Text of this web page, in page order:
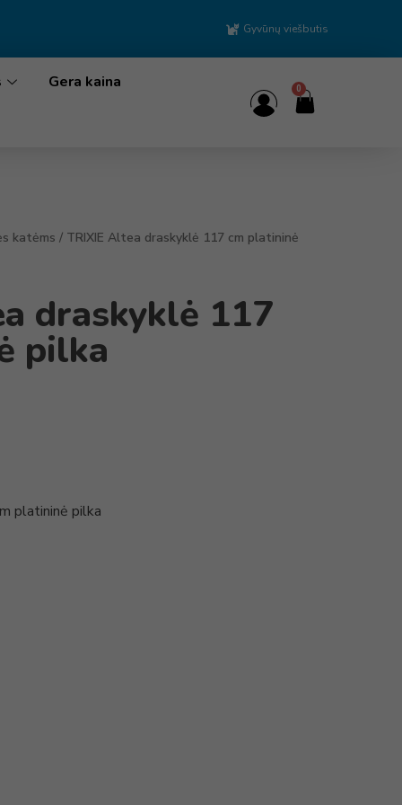
Gyvūnų viešbutis
Gera kaina
0
katėms / TRIXIE Altea draskyklė 117 cm platininė
draskyklė 117
pilka
platininė pilka